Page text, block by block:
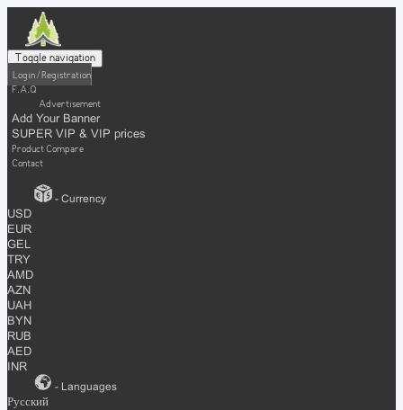
Toggle navigation
Login / Registration
F.A.Q
Advertisement
Add Your Banner
SUPER VIP & VIP prices
Product Compare
Contact
- Currency
USD
EUR
GEL
TRY
AMD
AZN
UAH
BYN
RUB
AED
INR
- Languages
Русский